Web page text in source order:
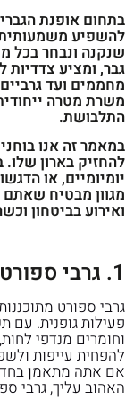
בתחום אופנת
להשפיע משמעותית
שנקנה ונבחר בכל
גבר, ומציע צדדיות
מחממים ועד
משרת מטרה
התלבושת.
להחזיק בארון
יומיומיים, או
מגוון מבטיח
ואירוע בביטחון
1. גרבי ספורט
גרבי ספורט
פעילות גופנית. עם
וחומרים מנדפי
להפחית עייפות
אם אתה מתאמן
האהוב עליך, גרבי